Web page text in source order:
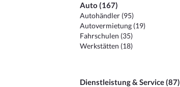
Auto (167)
Autohändler (95)
Autovermietung (19)
Fahrschulen (35)
Werkstätten (18)
Dienstleistung & Service (87)